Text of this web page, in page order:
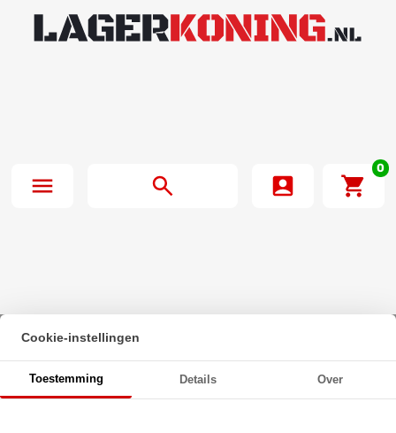
0
Beginpagina·
Zeskanttapbout Deeldraad DIN 931 M27x280mm 10.9
Onbehandeld
Cookie-instellingen
Toestemming Details Over